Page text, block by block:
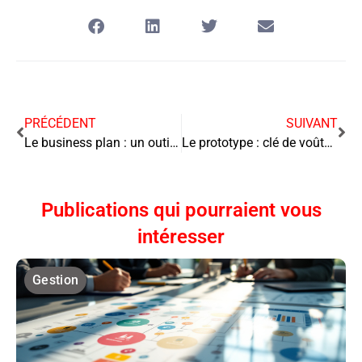
PRÉCÉDENT
Le business plan : un outil indispensable pour les entrepreneurs et investisseurs
SUIVANT
Le prototype : clé de voûte de l’innovation et du succès
Publications qui pourraient vous
intéresser
Gestion